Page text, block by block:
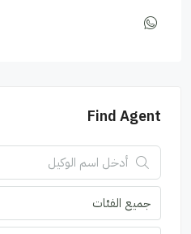
Find Agent
جميع الفئات